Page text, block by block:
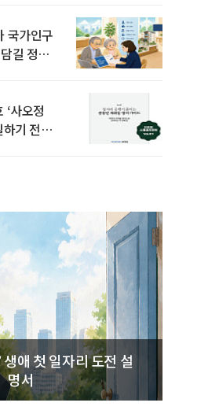
국가인구
길 정책
사오정
기 전략’
첫 일자리 도전 설
명서